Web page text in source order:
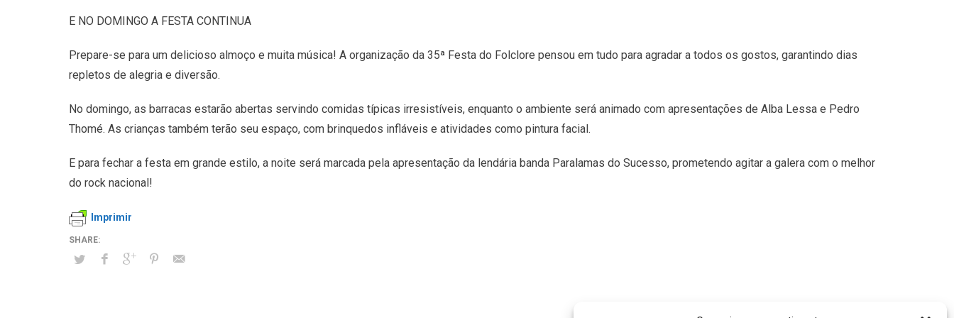
E NO DOMINGO A FESTA CONTINUA
Prepare-se para um delicioso almoço e muita música! A organização da 35ª Festa do Folclore pensou em tudo para agradar a todos os gostos, garantindo dias
repletos de alegria e diversão.
No domingo, as barracas estarão abertas servindo comidas típicas irresistíveis, enquanto o ambiente será animado com apresentações de Alba Lessa e Pedro
Thomé. As crianças também terão seu espaço, com brinquedos infláveis e atividades como pintura facial.
E para fechar a festa em grande estilo, a noite será marcada pela apresentação da lendária banda Paralamas do Sucesso, prometendo agitar a galera com o melhor
do rock nacional!
Imprimir